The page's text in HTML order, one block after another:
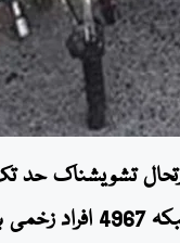
کی صورتحال